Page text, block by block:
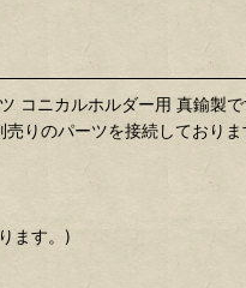
コニカルホルダー用 真鍮製で
りのパーツを接続しておりま
ます。)